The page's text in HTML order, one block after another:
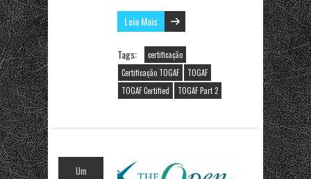
Leia Mais
Tags:
certificação
Certificação TOGAF
TOGAF
TOGAF Certified
TOGAF Part 2
Um